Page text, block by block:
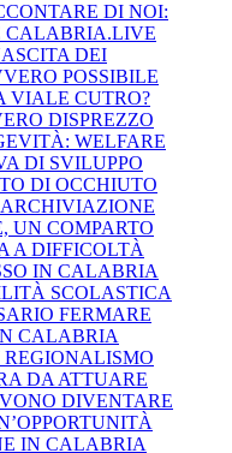
DI NOI:
CALABRIA.LIVE
DEI
POSSIBILE
VIALE CUTRO?
DISPREZZO
WELFARE
DI SVILUPPO
DI OCCHIUTO
UN COMPARTO
A DIFFICOLTÀ
IN CALABRIA
SCOLASTICA
FERMARE
CALABRIA
DA ATTUARE
DIVENTARE
IN CALABRIA